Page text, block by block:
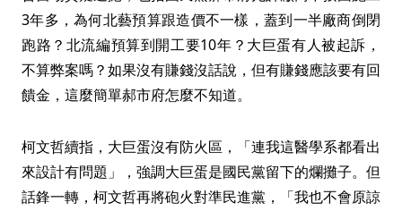
3年多，為何北藝預算跟造價不一樣，蓋到一半廠商倒閉
跑路？北流編預算到開工要10年？大巨蛋有人被起訴，
不算弊案嗎？如果沒有賺錢沒話說，但有賺錢應該要有回
饋金，這麼簡單郝市府怎麼不知道。
柯文哲續指，大巨蛋沒有防火區，「連我這醫學系都看出
來設計有問題」，強調大巨蛋是國民黨留下的爛攤子。但
話鋒一轉，柯文哲再將砲火對準民進黨，「我也不會原諒